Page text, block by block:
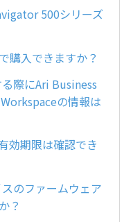
500シリーズ
購入できますか？
際にAri Business
の情報は
効期限は確認でき
のファームウェア
？